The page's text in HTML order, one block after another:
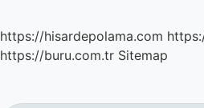
https://hisardepolama.com
https://buru.com.tr Sitemap